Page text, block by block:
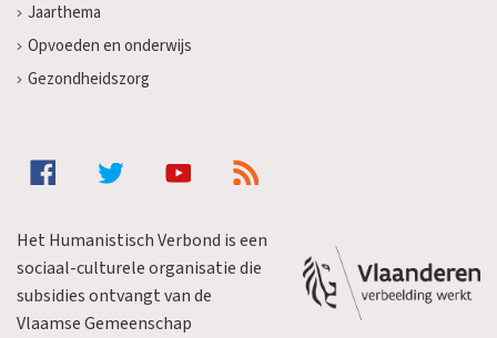
Jaarthema
Opvoeden en onderwijs
Gezondheidszorg
Het Humanistisch Verbond is een
sociaal-culturele organisatie die
subsidies ontvangt van de
Vlaamse Gemeenschap